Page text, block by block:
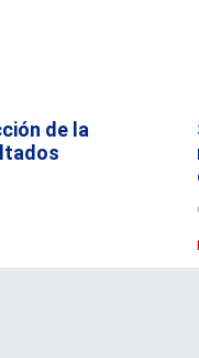
de la